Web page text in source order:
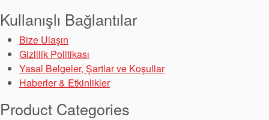
Kullanışlı Bağlantılar
Bize Ulaşın
Gizlilik Politikası
Yasal Belgeler, Şartlar ve Koşullar
Haberler & Etkinlikler
Product Categories